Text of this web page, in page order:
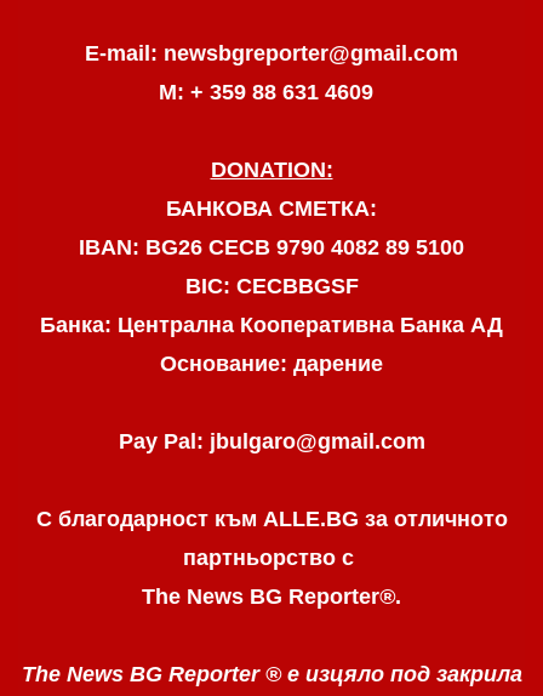
E-mail: newsbgreporter@gmail.com
М: + 359 88 631 4609
DONATION:
БАНКОВА СМЕТКА:
IBAN: BG26 CECB 9790 4082 89 5100
BIC: CECBBGSF
Банка: Централна Кооперативна Банка АД
Основание: дарение
Pay Pal: jbulgaro@gmail.com
С благодарност към ALLE.BG за отличното
партньорство с
The News BG Reporter®.
The News BG Reporter ® е изцяло под закрила